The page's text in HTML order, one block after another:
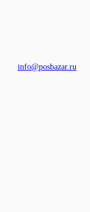
info@posbazar.ru